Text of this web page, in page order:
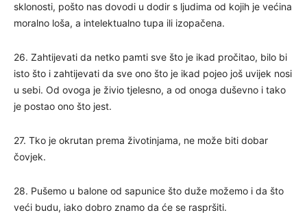
sklonosti, pošto nas dovodi u dodir s ljudima od kojih je većina
moralno loša, a intelektualno tupa ili izopačena.
26. Zahtijevati da netko pamti sve što je ikad pročitao, bilo bi
isto što i zahtijevati da sve ono što je ikad pojeo još uvijek nosi
u sebi. Od ovoga je živio tjelesno, a od onoga duševno i tako
je postao ono što jest.
27. Tko je okrutan prema životinjama, ne može biti dobar
čovjek.
28. Pušemo u balone od sapunice što duže možemo i da što
veći budu, iako dobro znamo da će se raspršiti.